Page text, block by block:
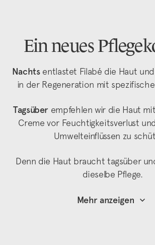
Ein neues
Nachtsentlastet Filabé die Haut
in der Regeneration mit
Tagsüber empfehlen wir die Haut
Creme vor Feuchtigkeitsverlust
Umwelteinflüssen zu
Denn die Haut braucht tagsüber
dieselbe Pflege.
Mehr anzeigen